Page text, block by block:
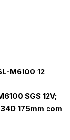
M6100 12
SGS 12V;
175mm com